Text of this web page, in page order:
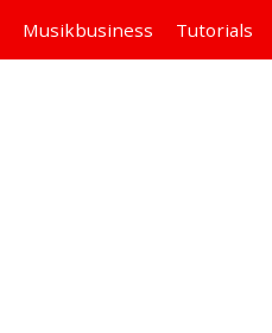
Musikbusiness Tutorials